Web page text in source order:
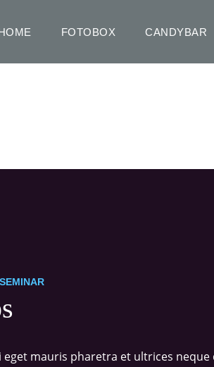
FOTOBOX CANDYBAR
SEMINAR
eget mauris pharetra et ultrices